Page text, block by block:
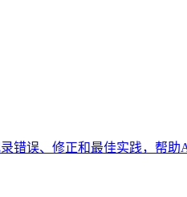
错误、修正和最佳实践，帮助